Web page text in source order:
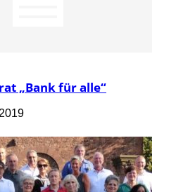
„Bank für alle“